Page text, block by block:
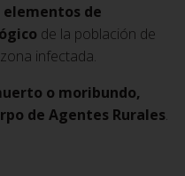
de
de la población de
infectada.
o moribundo,
de Agentes Rurales.